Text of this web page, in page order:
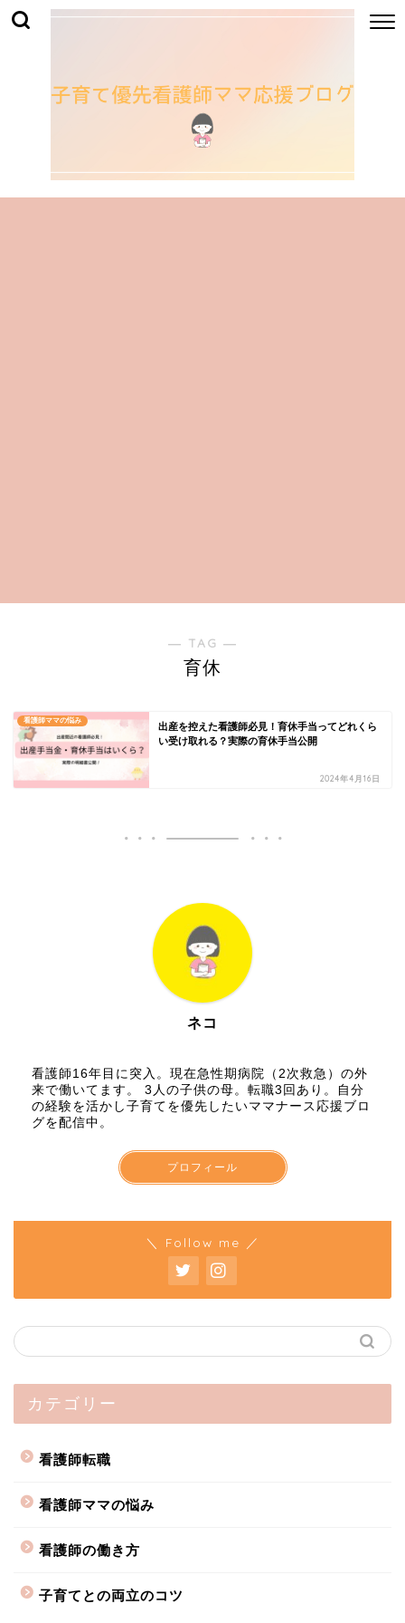
― TAG ―
育休
看護師ママの悩み
出産を控えた看護師必見！育休手当ってどれくら
い受け取れる？実際の育休手当公開
2024年4月16日
ネコ
看護師16年目に突入。現在急性期病院（2次救急）の外
来で働いてます。 3人の子供の母。転職3回あり。自分
の経験を活かし子育てを優先したいママナース応援ブロ
グを配信中。
プロフィール
＼ Follow me ／
カテゴリー
看護師転職
看護師ママの悩み
看護師の働き方
子育てとの両立のコツ